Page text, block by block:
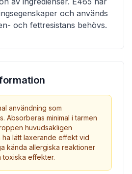
och används
och fettresistans behövs.
användning som
Absorberas minimal i tarmen
huvudsakligen
ha lätt laxerande effekt vid
kända allergiska reaktioner
toxiska effekter.